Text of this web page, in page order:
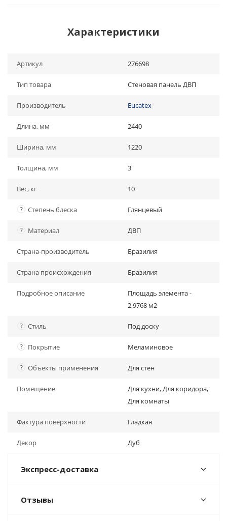
Характеристики
Артикул 276698
Тип товара Стеновая панель ДВП
Производитель Eucatex
Длина, мм 2440
Ширина, мм 1220
Толщина, мм 3
Вес, кг 10
? Степень блеска Глянцевый
? Материал ДВП
Страна-производитель Бразилия
Страна происхождения Бразилия
Подробное описание
Площадь элемента -
2,9768 м2
? Стиль Под доску
? Покрытие Меламиновое
? Объекты применения Для стен
Помещение
Для кухни, Для коридора,
Для комнаты
Фактура поверхности Гладкая
Декор Дуб
Экспресс-доставка
Отзывы